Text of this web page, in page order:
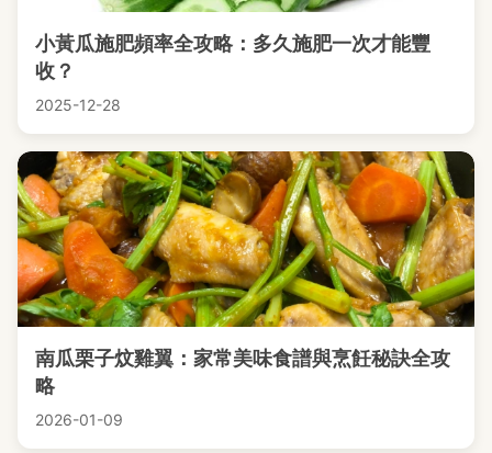
小黃瓜施肥頻率全攻略：多久施肥一次才能豐
收？
2025-12-28
南瓜栗子炆雞翼：家常美味食譜與烹飪秘訣全攻
略
2026-01-09